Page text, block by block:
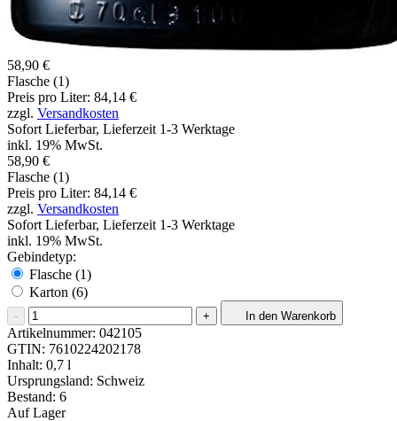
58,90 €
Flasche (1)
Preis pro Liter: 84,14 €
zzgl. Versandkosten
Sofort Lieferbar, Lieferzeit 1-3 Werktage
inkl. 19% MwSt.
58,90 €
Flasche (1)
Preis pro Liter: 84,14 €
zzgl. Versandkosten
Sofort Lieferbar, Lieferzeit 1-3 Werktage
inkl. 19% MwSt.
Gebindetyp:
Flasche (1)
Karton (6)
- + In den Warenkorb
Artikelnummer: 042105
GTIN: 7610224202178
Inhalt: 0,7 l
Ursprungsland: Schweiz
Bestand: 6
Auf Lager